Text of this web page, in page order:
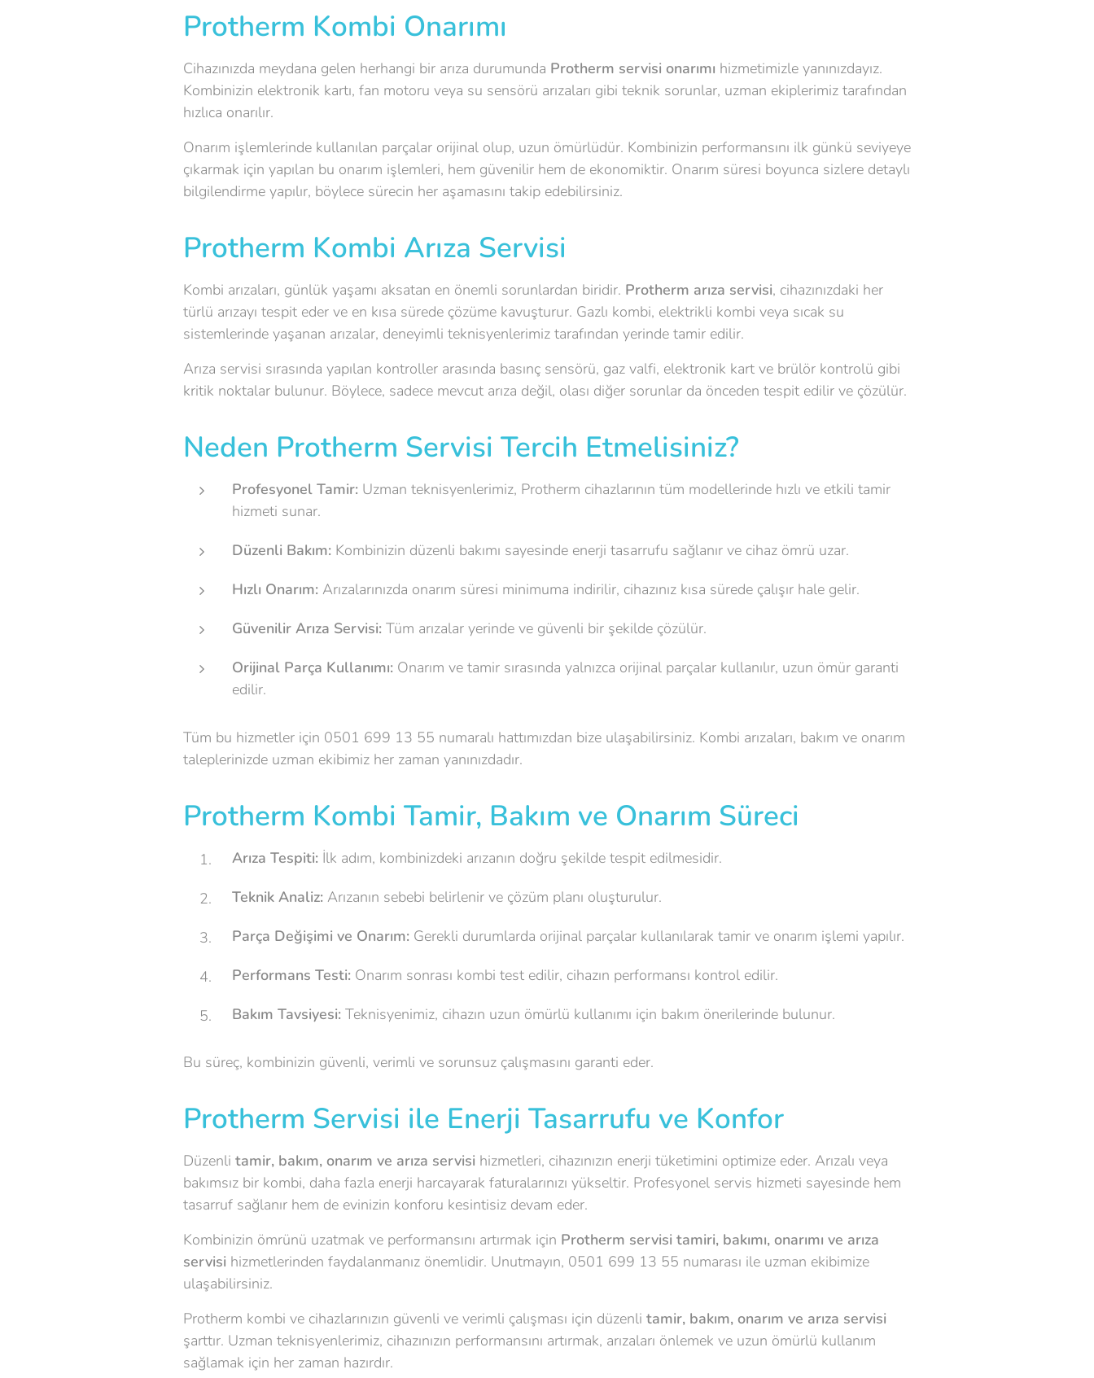
Protherm Kombi Onarımı
Cihazınızda meydana gelen herhangi bir arıza durumunda Protherm servisi onarımı hizmetimizle yanınızdayız.
Kombinizin elektronik kartı, fan motoru veya su sensörü arızaları gibi teknik sorunlar, uzman ekiplerimiz tarafından
hızlıca onarılır.
Onarım işlemlerinde kullanılan parçalar orijinal olup, uzun ömürlüdür. Kombinizin performansını ilk günkü seviyeye
çıkarmak için yapılan bu onarım işlemleri, hem güvenilir hem de ekonomiktir. Onarım süresi boyunca sizlere detaylı
bilgilendirme yapılır, böylece sürecin her aşamasını takip edebilirsiniz.
Protherm Kombi Arıza Servisi
Kombi arızaları, günlük yaşamı aksatan en önemli sorunlardan biridir. Protherm arıza servisi, cihazınızdaki her
türlü arızayı tespit eder ve en kısa sürede çözüme kavuşturur. Gazlı kombi, elektrikli kombi veya sıcak su
sistemlerinde yaşanan arızalar, deneyimli teknisyenlerimiz tarafından yerinde tamir edilir.
Arıza servisi sırasında yapılan kontroller arasında basınç sensörü, gaz valfi, elektronik kart ve brülör kontrolü gibi
kritik noktalar bulunur. Böylece, sadece mevcut arıza değil, olası diğer sorunlar da önceden tespit edilir ve çözülür.
Neden Protherm Servisi Tercih Etmelisiniz?
Profesyonel Tamir:Uzman teknisyenlerimiz, Protherm cihazlarının tüm modellerinde hızlı ve etkili tamir
hizmeti sunar.
Düzenli Bakım:Kombinizin düzenli bakımı sayesinde enerji tasarrufu sağlanır ve cihaz ömrü uzar.
Hızlı Onarım:Arızalarınızda onarım süresi minimuma indirilir, cihazınız kısa sürede çalışır hale gelir.
Güvenilir Arıza Servisi:Tüm arızalar yerinde ve güvenli bir şekilde çözülür.
Orijinal Parça Kullanımı:Onarım ve tamir sırasında yalnızca orijinal parçalar kullanılır, uzun ömür garanti
edilir.
Tüm bu hizmetler için 0501 699 13 55 numaralı hattımızdan bize ulaşabilirsiniz. Kombi arızaları, bakım ve onarım
taleplerinizde uzman ekibimiz her zaman yanınızdadır.
Protherm Kombi Tamir, Bakım ve Onarım Süreci
Arıza Tespiti:İlk adım, kombinizdeki arızanın doğru şekilde tespit edilmesidir.
Teknik Analiz:Arızanın sebebi belirlenir ve çözüm planı oluşturulur.
Parça Değişimi ve Onarım:Gerekli durumlarda orijinal parçalar kullanılarak tamir ve onarım işlemi yapılır.
Performans Testi:Onarım sonrası kombi test edilir, cihazın performansı kontrol edilir.
Bakım Tavsiyesi:Teknisyenimiz, cihazın uzun ömürlü kullanımı için bakım önerilerinde bulunur.
Bu süreç, kombinizin güvenli, verimli ve sorunsuz çalışmasını garanti eder.
Protherm Servisi ile Enerji Tasarrufu ve Konfor
Düzenli tamir, bakım, onarım ve arıza servisi hizmetleri, cihazınızın enerji tüketimini optimize eder. Arızalı veya
bakımsız bir kombi, daha fazla enerji harcayarak faturalarınızı yükseltir. Profesyonel servis hizmeti sayesinde hem
tasarruf sağlanır hem de evinizin konforu kesintisiz devam eder.
Kombinizin ömrünü uzatmak ve performansını artırmak için Protherm servisi tamiri, bakımı, onarımı ve arıza
servisi hizmetlerinden faydalanmanız önemlidir. Unutmayın, 0501 699 13 55 numarası ile uzman ekibimize
ulaşabilirsiniz.
Protherm kombi ve cihazlarınızın güvenli ve verimli çalışması için düzenli tamir, bakım, onarım ve arıza servisi
şarttır. Uzman teknisyenlerimiz, cihazınızın performansını artırmak, arızaları önlemek ve uzun ömürlü kullanım
sağlamak için her zaman hazırdır.